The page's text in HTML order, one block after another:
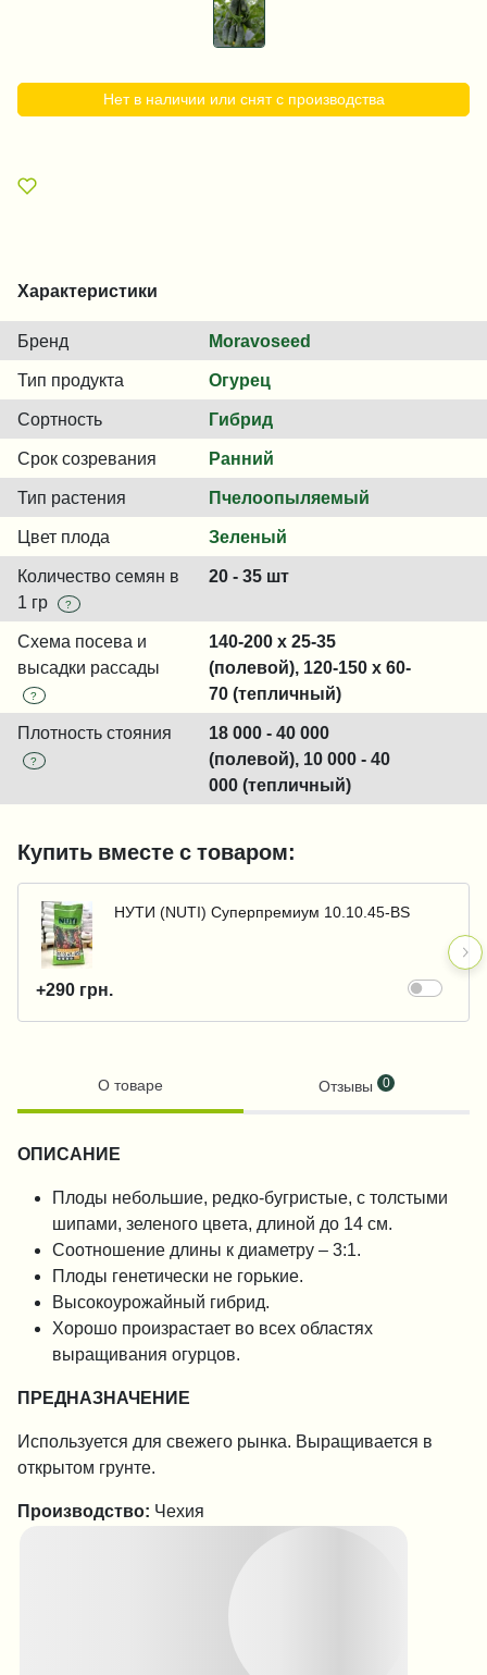
Нет в наличии или снят с производства
Характеристики
Бренд Moravoseed
Тип продукта Огурец
Сортность Гибрид
Срок созревания Ранний
Тип растения Пчелоопыляемый
Цвет плода Зеленый
Количество семян в
1 гр
?
20 - 35 шт
Схема посева и
высадки рассады
?
140-200 x 25-35
(полевой), 120-150 x 60-
70 (тепличный)
Плотность стояния
?
18 000 - 40 000
(полевой), 10 000 - 40
000 (тепличный)
Купить вместе с товаром:
НУТИ (NUTI) Суперпремиум 10.10.45-BS
+290 грн.
О товаре Отзывы 0
ОПИСАНИЕ
Плоды небольшие, редко-бугристые, с толстыми
шипами, зеленого цвета, длиной до 14 см.
Соотношение длины к диаметру – 3:1.
Плоды генетически не горькие.
Высокоурожайный гибрид.
Хорошо произрастает во всех областях
выращивания огурцов.
ПРЕДНАЗНАЧЕНИЕ
Используется для свежего рынка. Выращивается в
открытом грунте.
Производство: Чехия